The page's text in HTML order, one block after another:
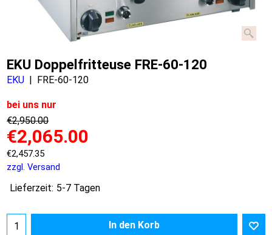
EKU Doppelfritteuse FRE-60-120
EKU FRE-60-120
bei uns nur
€2,950.00
€2,065.00
€2,457.35
zzgl. Versand
Lieferzeit: 5-7 Tagen
In den Korb